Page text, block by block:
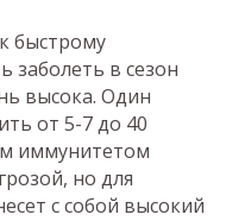
быстрому
заболеть в сезон
высока. Один
от 5-7 до 40
иммунитетом
но для
с собой высокий